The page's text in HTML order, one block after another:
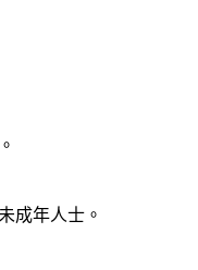
成年人士。